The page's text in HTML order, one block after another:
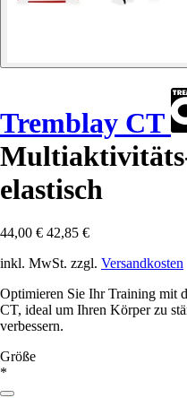
Tremblay CT
elastisch
44,00 € 42,85 €
inkl. MwSt. zzgl. Versandkosten
Optimieren Sie Ihr Training mit
CT, ideal um Ihren Körper zu
verbessern.
Größe
*